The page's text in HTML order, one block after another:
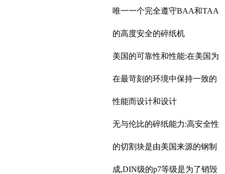
唯一一个完全遵守BAA和TAA
的高度安全的碎纸机
美国的可靠性和性能:在美国为
在最苛刻的环境中保持一致的
性能而设计和设计
无与伦比的碎纸能力:高安全性
的切割块是由美国来源的钢制
成,DIN级的p7等级是为了销毁